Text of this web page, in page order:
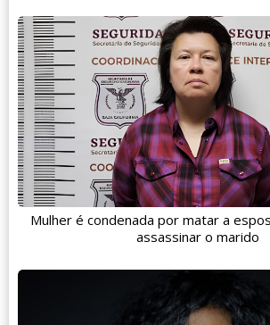
Mulher é condenada por matar a
assassinar o marido